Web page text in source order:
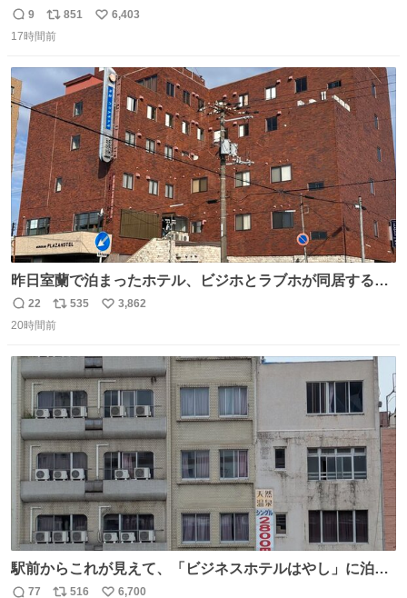
たのだ。現地で活動する職員の疲れも少し吹き飛んだの
だ。温かいお気持ち、本当にありがとうございますなのだ
を続けていくのだ💪＃米子市上下水道局 ＃給水支援
返
信
9
リ
ポ
数
851
い
数
6,403
17時間前
昨日室蘭で泊まったホテル、ビジホとラブホが同居する謎
形態だった。2階と3階の部屋数が異様に少ない。
返
信
22
リ
ポ
ト
数
535
い
数
3,862
20時間前
駅前からこれが見えて、「ビジネスホテルはやし」に泊ま
らなかったことを激しく後悔している
77 516 6,700